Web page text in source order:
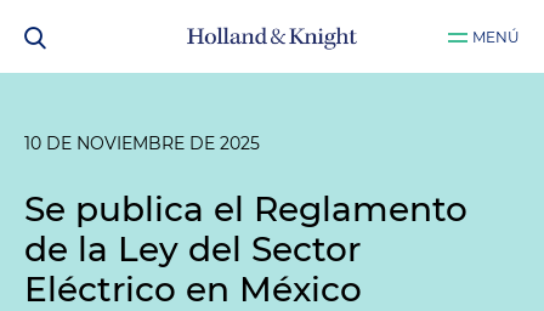
MENÚ
10 DE NOVIEMBRE DE 2025
Se publica el Reglamento
de la Ley del Sector
Eléctrico en México